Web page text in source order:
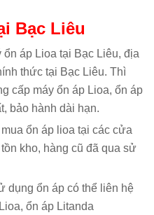
Bạc Liêu
áp Lioa tại Bạc Liêu, địa
thức tại Bạc Liêu. Thì
cấp máy ổn áp Lioa, ổn áp
bảo hành dài hạn.
ổn áp lioa tại các cửa
kho, hàng cũ đã qua sử
dụng ổn áp có thể liên hệ
ổn áp Litanda